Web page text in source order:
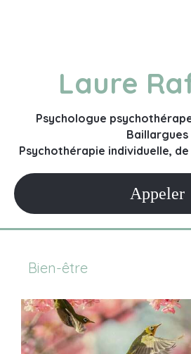
Laure
Psychologue
Baillargues
Psychothérapie individuelle,
Appeler
Bien-être